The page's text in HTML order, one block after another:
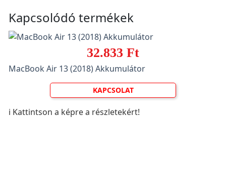
Kapcsolódó termékek
32.833 Ft
MacBook Air 13 (2018) Akkumulátor
KAPCSOLAT
ℹ️ Kattintson a képre a részletekért!